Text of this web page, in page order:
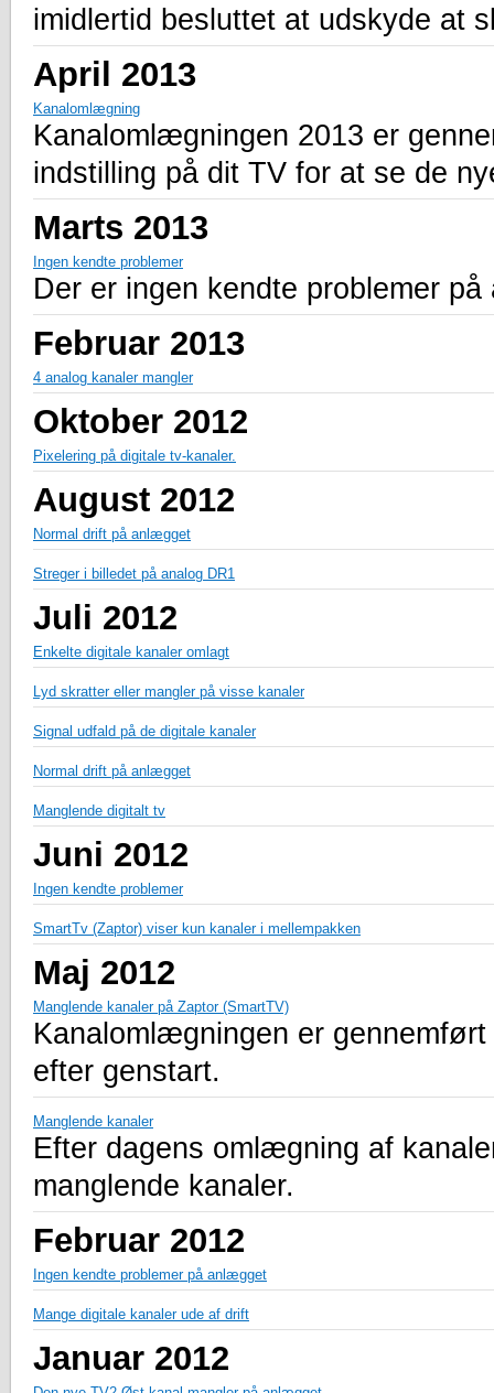
imidlertid besluttet at udskyde at
April 2013
Kanalomlægning
Kanalomlægningen 2013 er
indstilling på dit TV for at se de
Marts 2013
Ingen kendte problemer
Der er ingen kendte problemer
Februar 2013
4 analog kanaler mangler
Oktober 2012
Pixelering på digitale tv-kanaler.
August 2012
Normal drift på anlægget
Streger i billedet på analog DR1
Juli 2012
Enkelte digitale kanaler omlagt
Lyd skratter eller mangler på visse kanaler
Signal udfald på de digitale kanaler
Normal drift på anlægget
Manglende digitalt tv
Juni 2012
Ingen kendte problemer
SmartTv (Zaptor) viser kun kanaler i mellempakken
Maj 2012
Manglende kanaler på Zaptor (SmartTV)
Kanalomlægningen er
efter genstart.
Manglende kanaler
Efter dagens omlægning af
manglende kanaler.
Februar 2012
Ingen kendte problemer på anlægget
Mange digitale kanaler ude af drift
Januar 2012